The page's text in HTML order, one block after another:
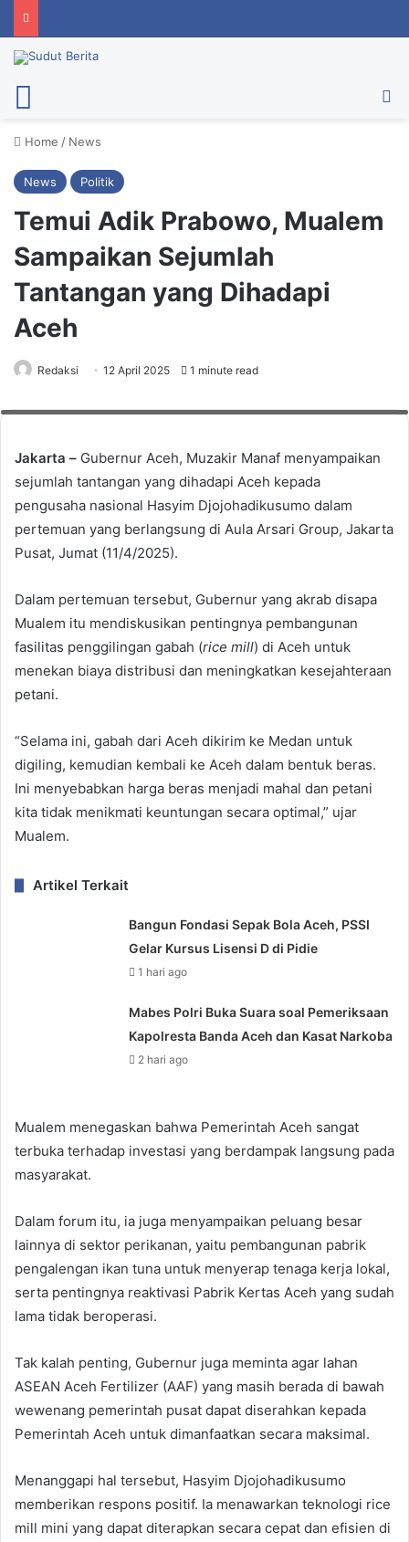
Home / News
News Politik
Temui Adik Prabowo, Mualem
Sampaikan Sejumlah
Tantangan yang Dihadapi
Aceh
Redaksi 12 April 2025 1 minute read
Mualem saat bertemu pengusaha Hasyim Djojohadikusumo, Jumat
Jakarta – Gubernur Aceh, Muzakir Manaf menyampaikan
sejumlah tantangan yang dihadapi Aceh kepada
pengusaha nasional Hasyim Djojohadikusumo dalam
pertemuan yang berlangsung di Aula Arsari Group, Jakarta
Pusat, Jumat (11/4/2025).
Dalam pertemuan tersebut, Gubernur yang akrab disapa
Mualem itu mendiskusikan pentingnya pembangunan
fasilitas penggilingan gabah (rice mill) di Aceh untuk
menekan biaya distribusi dan meningkatkan kesejahteraan
petani.
“Selama ini, gabah dari Aceh dikirim ke Medan untuk
digiling, kemudian kembali ke Aceh dalam bentuk beras.
Ini menyebabkan harga beras menjadi mahal dan petani
kita tidak menikmati keuntungan secara optimal,” ujar
Mualem.
Artikel Terkait
Bangun Fondasi Sepak Bola Aceh, PSSI
Gelar Kursus Lisensi D di Pidie
1 hari ago
Mabes Polri Buka Suara soal Pemeriksaan
Kapolresta Banda Aceh dan Kasat Narkoba
2 hari ago
Mualem menegaskan bahwa Pemerintah Aceh sangat
terbuka terhadap investasi yang berdampak langsung pada
masyarakat.
Dalam forum itu, ia juga menyampaikan peluang besar
lainnya di sektor perikanan, yaitu pembangunan pabrik
pengalengan ikan tuna untuk menyerap tenaga kerja lokal,
serta pentingnya reaktivasi Pabrik Kertas Aceh yang sudah
lama tidak beroperasi.
Tak kalah penting, Gubernur juga meminta agar lahan
ASEAN Aceh Fertilizer (AAF) yang masih berada di bawah
wewenang pemerintah pusat dapat diserahkan kepada
Pemerintah Aceh untuk dimanfaatkan secara maksimal.
Menanggapi hal tersebut, Hasyim Djojohadikusumo
memberikan respons positif. Ia menawarkan teknologi rice
mill mini yang dapat diterapkan secara cepat dan efisien di